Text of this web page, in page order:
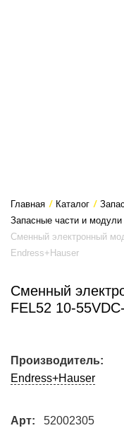
Главная / Каталог /
Запасные части и
Сменный электронный
Endress+Hauser
Сменный
FEL52 10-
Производитель:
Endress+Hauser
Арт: 52002305